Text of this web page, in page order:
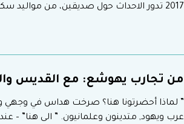
2017 تدور الاحداث حول صديقين، من مواليد سكان يافا الأصليين، يجدان نفسيهما مقيدتين بشجرة برتق
من تجارب يهوشع: مع القديس
” لماذا أحضرتونا هنا؟ صرخت هداس في وجهي
عرب ويهود, متدينون وعلمانيون. ” الى هنا”